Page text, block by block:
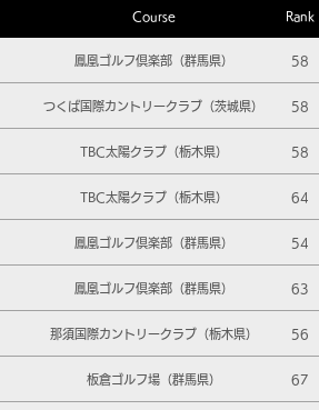
Course Rank
鳳凰ゴルフ倶楽部（群馬県） 58
つくば国際カントリークラブ（茨城県） 58
TBC太陽クラブ（栃木県） 58
TBC太陽クラブ（栃木県） 64
鳳凰ゴルフ倶楽部（群馬県） 54
鳳凰ゴルフ倶楽部（群馬県） 63
那須国際カントリークラブ（栃木県） 56
板倉ゴルフ場（群馬県） 67